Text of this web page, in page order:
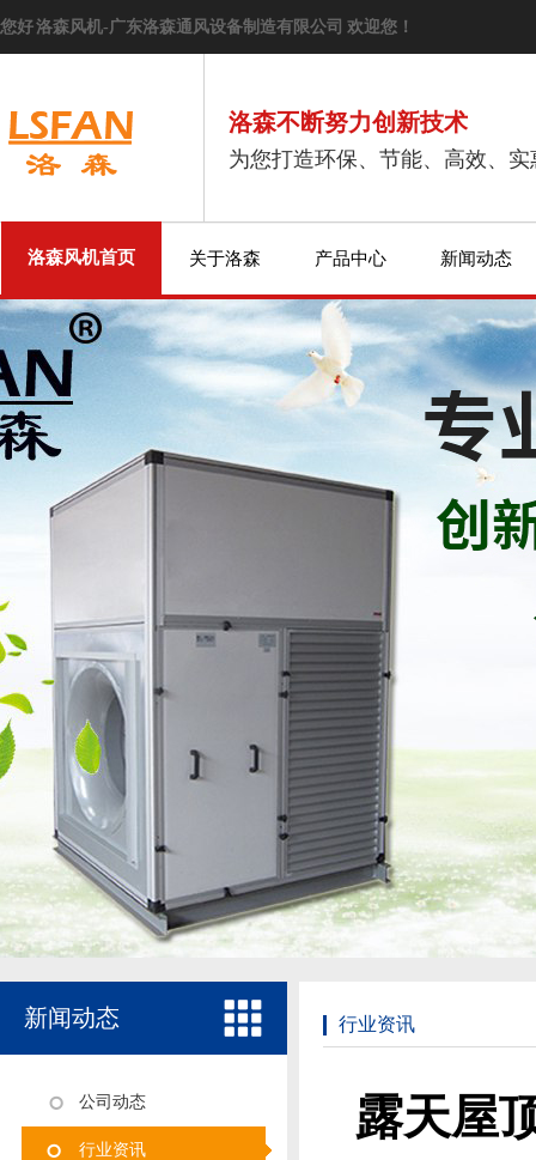
您好 洛森风机-广东洛森通风设备制造有限公司 欢迎您！
洛森不断努力创新技术
为您打造环保、节能、高效、
洛森风机首页 关于洛森 产品中心 新闻动态
新闻动态
公司动态
行业资讯
行业资讯
露天屋